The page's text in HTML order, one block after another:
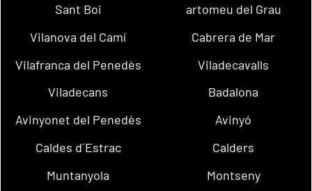
Sant Boi
artomeu del Grau
Vilanova del Camí
Cabrera de Mar
Vilafranca del Penedès
Viladecavalls
Viladecans
Badalona
Avinyonet del Penedès
Avinyó
Caldes d´Estrac
Calders
Muntanyola
Montseny